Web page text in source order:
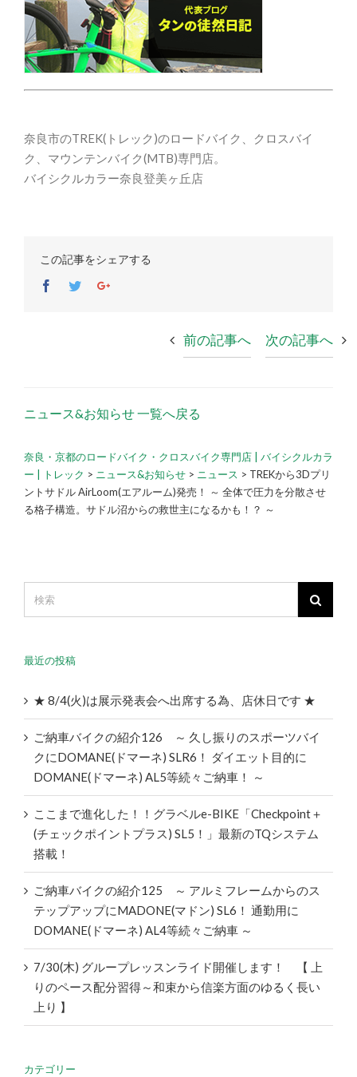
奈良市のTREK(トレック)のロードバイク、クロスバイ
ク、マウンテンバイク(MTB)専門店。
バイシクルカラー奈良登美ヶ丘店
この記事をシェアする
Facebook
TwitterGoogle+
前の記事へ 次の記事へ
ニュース&お知らせ 一覧へ戻る
奈良・京都のロードバイク・クロスバイク専門店 | バイシクルカラ
ー | トレック > ニュース&お知らせ > ニュース > TREKから3Dプリ
ントサドル AirLoom(エアルーム)発売！ ～ 全体で圧力を分散させ
る格子構造。サドル沼からの救世主になるかも！？ ～
最近の投稿
★ 8/4(火)は展示発表会へ出席する為、店休日です ★
ご納車バイクの紹介126 ～ 久し振りのスポーツバイ
クにDOMANE(ドマーネ) SLR6！ ダイエット目的に
DOMANE(ドマーネ) AL5等続々ご納車！ ～
ここまで進化した！！グラベルe-BIKE「Checkpoint＋
(チェックポイントプラス) SL5！」最新のTQシステム
搭載！
ご納車バイクの紹介125 ～ アルミフレームからのス
テップアップにMADONE(マドン) SL6！ 通勤用に
DOMANE(ドマーネ) AL4等続々ご納車 ～
7/30(木) グループレッスンライド開催します！ 【 上
りのペース配分習得～和束から信楽方面のゆるく長い
上り 】
カテゴリー